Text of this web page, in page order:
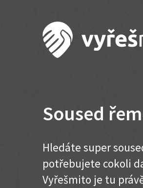
Soused
Hledáte super
potřebujete cokoli
Vyřešmito je tu